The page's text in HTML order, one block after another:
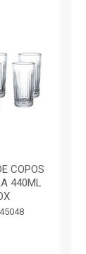
COPOS
440ML